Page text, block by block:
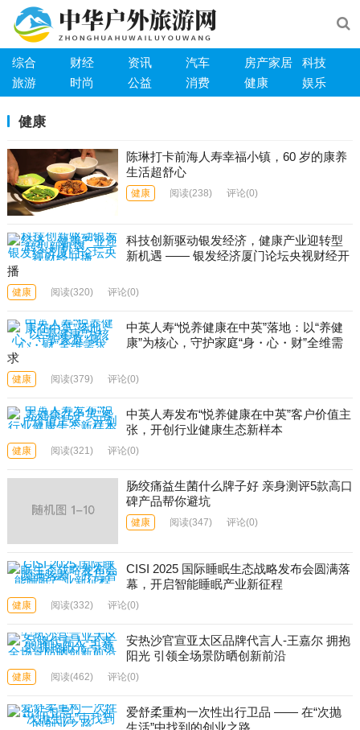
综合 财经 资讯 汽车 房产家居
科技
旅游
时尚 公益 消费 健康 娱乐
健康
陈琳打卡前海人寿幸福小镇，60 岁的康养
生活超舒心
健康 阅读(238) 评论(0)
科技创新驱动银发经济，健康产业迎转型
新机遇 —— 银发经济厦门论坛央视财经开
播
健康 阅读(320) 评论(0)
中英人寿“悦养健康在中英”落地：以“养健
康”为核心，守护家庭“身・心・财”全维需
求
健康 阅读(379) 评论(0)
中英人寿发布“悦养健康在中英”客户价值主
张，开创行业健康生态新样本
健康 阅读(321) 评论(0)
肠绞痛益生菌什么牌子好 亲身测评5款高口
碑产品帮你避坑
健康 阅读(347) 评论(0)
CISI 2025 国际睡眠生态战略发布会圆满落
幕，开启智能睡眠产业新征程
健康 阅读(332) 评论(0)
安热沙官宣亚太区品牌代言人-王嘉尔 拥抱
阳光 引领全场景防晒创新前沿
健康 阅读(462) 评论(0)
爱舒柔重构一次性出行卫品 —— 在“次抛